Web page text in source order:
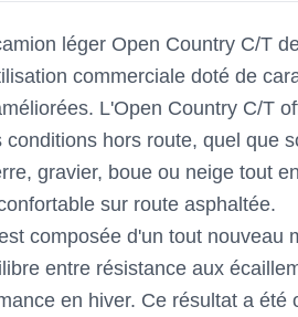
léger Open Country C/T
commerciale doté de
L'Open Country C/T
hors route, quel que
gravier, boue ou neige tout
sur route asphaltée.
composée d'un tout nouveau
entre résistance aux
en hiver. Ce résultat a été